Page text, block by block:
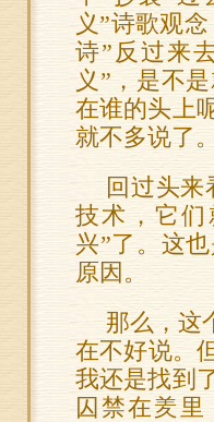
义”诗歌观
诗”反过来
义”，是不
在谁的头上
就不多说了
回过头
技术，它们
兴”了。这
原因。
那么，这
在不好说。
我还是找到
囚禁在羑